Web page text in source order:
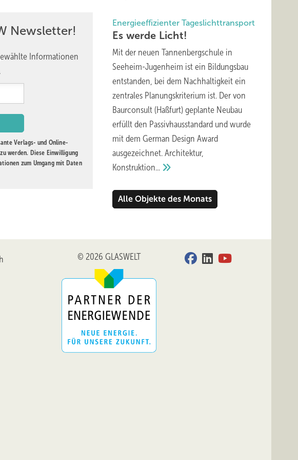
Newsletter!
Informationen
Verlags- und Online-
werden. Diese Einwilligung
zum Umgang mit Daten
Energieeffizienter Tageslichttransport
Es werde Licht!
Mit der neuen Tannenbergschule in
Seeheim-Jugenheim ist ein Bildungsbau
entstanden, bei dem Nachhaltigkeit ein
zentrales Planungskriterium ist. Der von
Baurconsult (Haßfurt) geplante Neubau
erfüllt den Passivhausstandard und wurde
mit dem German Design Award
ausgezeichnet. Architektur,
Konstruktion...
Alle Objekte des Monats
© 2026 GLASWELT